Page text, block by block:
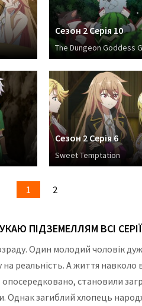
Сезон 2 Серія 10
The Dungeon Goddess
Сезон 2 Серія 6
Sweet Temptation
1 2
ПІДЗЕМЕЛЛЯМ ВСІ
Один молодий чоловік
реальність. А життя
становили
загиблий хлопець